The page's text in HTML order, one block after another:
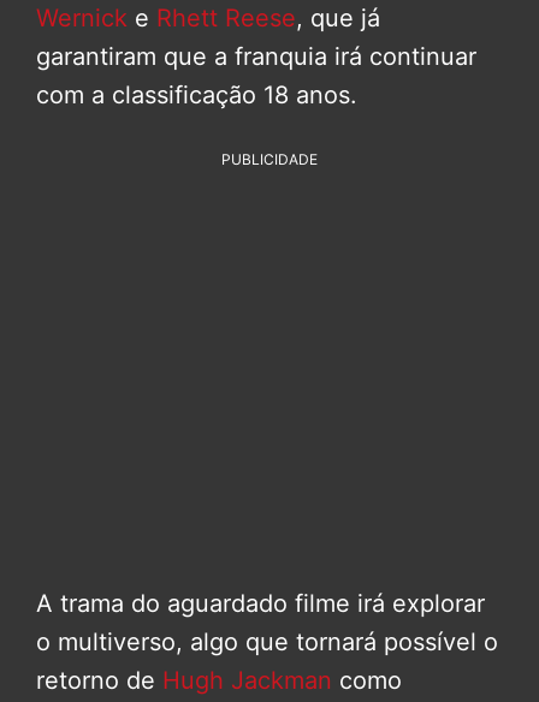
Wernick e Rhett Reese, que já
garantiram que a franquia irá continuar
com a classificação 18 anos.
PUBLICIDADE
A trama do aguardado filme irá explorar
o multiverso, algo que tornará possível o
retorno de Hugh Jackman como